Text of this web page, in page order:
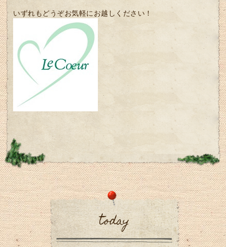
いずれもどうぞお気軽にお越しください！
today